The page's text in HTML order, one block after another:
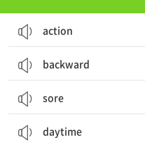
action
backward
sore
daytime